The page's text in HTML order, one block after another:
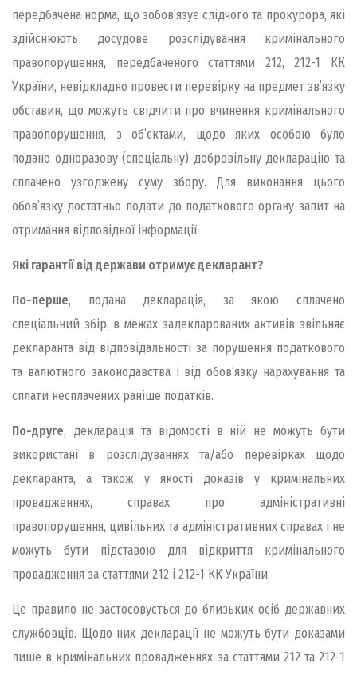
передбачена норма, що зобов’язує слідчого та прокурора, які
здійснюють досудове розслідування кримінального
правопорушення, передбаченого статтями 212, 212-1 КК
України, невідкладно провести перевірку на предмет зв’язку
обставин, що можуть свідчити про вчинення кримінального
правопорушення, з об’єктами, щодо яких особою було
подано одноразову (спеціальну) добровільну декларацію та
сплачено узгоджену суму збору. Для виконання цього
обов’язку достатньо подати до податкового органу запит на
отримання відповідної інформації.
Які гарантії від держави отримує декларант?
По-перше, подана декларація, за якою сплачено
спеціальний збір, в межах задекларованих активів звільняє
декларанта від відповідальності за порушення податкового
та валютного законодавства і від обов’язку нарахування та
сплати несплачених раніше податків.
По-друге, декларація та відомості в ній не можуть бути
використані в розслідуваннях та/або перевірках щодо
декларанта, а також у якості доказів у кримінальних
провадженнях, справах про адміністративні
правопорушення, цивільних та адміністративних справах і не
можуть бути підставою для відкриття кримінального
провадження за статтями 212 і 212-1 КК України.
Це правило не застосовується до близьких осіб державних
службовців. Щодо них декларації не можуть бути доказами
лише в кримінальних провадженнях за статтями 212 та 212-1